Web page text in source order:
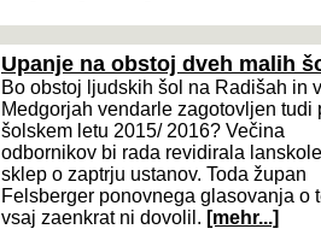
Upanje na obstoj dveh malih
Bo obstoj ljudskih šol na Radišah in v
Medgorjah vendarle zagotovljen tudi
šolskem letu 2015/ 2016? Večina
odbornikov bi rada revidirala
sklep o zaptrju ustanov. Toda župan
Felsberger ponovnega glasovanja o
vsaj zaenkrat ni dovolil. [mehr...]